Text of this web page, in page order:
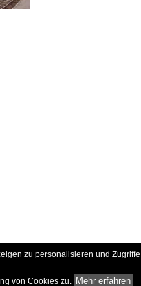
zu personalisieren und
von Cookies zu. Mehr erfahren